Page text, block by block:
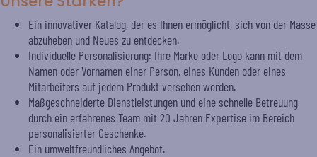
Ein innovativer Katalog, der es Ihnen ermöglicht, sich von der Masse
abzuheben und Neues zu entdecken.
Individuelle Personalisierung: Ihre Marke oder Logo kann mit dem
Namen oder Vornamen einer Person, eines Kunden oder eines
Mitarbeiters auf jedem Produkt versehen werden.
Maßgeschneiderte Dienstleistungen und eine schnelle Betreuung
durch ein erfahrenes Team mit 20 Jahren Expertise im Bereich
personalisierter Geschenke.
Ein umweltfreundliches Angebot.